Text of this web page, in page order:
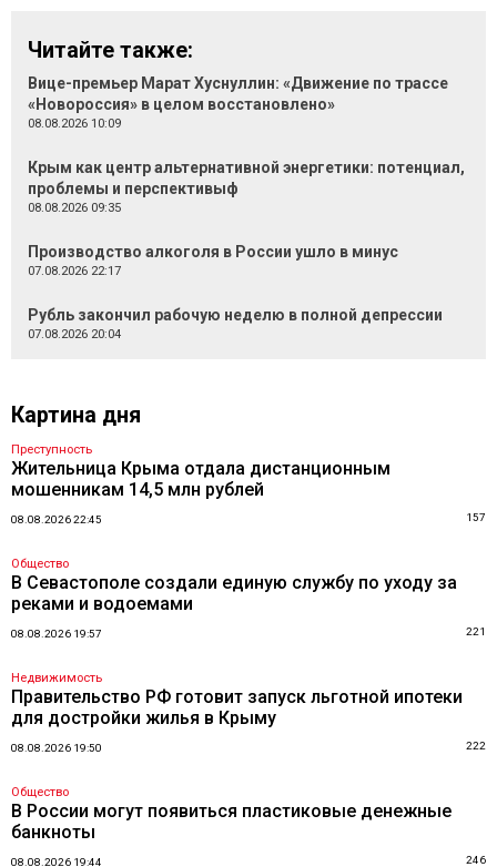
Читайте также:
Вице-премьер Марат Хуснуллин: «Движение по трассе
«Новороссия» в целом восстановлено»
08.08.2026 10:09
Крым как центр альтернативной энергетики: потенциал,
проблемы и перспективыф
08.08.2026 09:35
Производство алкоголя в России ушло в минус
07.08.2026 22:17
Рубль закончил рабочую неделю в полной депрессии
07.08.2026 20:04
Картина дня
Преступность
Жительница Крыма отдала дистанционным
мошенникам 14,5 млн рублей
08.08.2026 22:45 157
Общество
В Севастополе создали единую службу по уходу за
реками и водоемами
08.08.2026 19:57 221
Недвижимость
Правительство РФ готовит запуск льготной ипотеки
для достройки жилья в Крыму
08.08.2026 19:50 222
Общество
В России могут появиться пластиковые денежные
банкноты
08.08.2026 19:44 246